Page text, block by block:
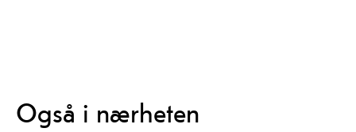
Også i nærheten